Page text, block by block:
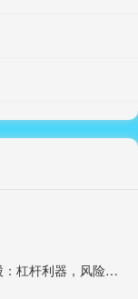
烟台股票配资 配资炒股：杠杆利器，风险与机遇并存